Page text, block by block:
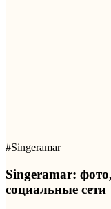
#Singeramar
Singeramar:
социальные сети